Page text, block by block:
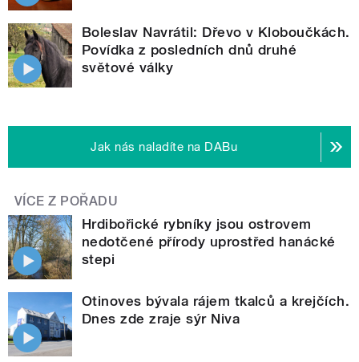
Boleslav Navrátil: Dřevo v Kloboučkách.
Povídka z posledních dnů druhé
světové války
Jak nás naladíte na DABu
VÍCE Z POŘADU
Hrdibořické rybníky jsou ostrovem
nedotčené přírody uprostřed hanácké
stepi
Otinoves bývala rájem tkalců a krejčích.
Dnes zde zraje sýr Niva